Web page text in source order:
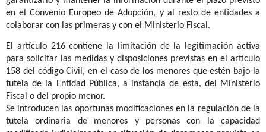
en el Convenio Europeo de Adopción, y al resto de entidades a
colaborar con las primeras y con el Ministerio Fiscal.
El artículo 216 contiene la limitación de la legitimación activa
para solicitar las medidas y disposiciones previstas en el artículo
158 del código Civil, en el caso de los menores que estén bajo la
tutela de la Entidad Pública, a instancia de esta, del Ministerio
Fiscal o del propio menor.
Se introducen las oportunas modificaciones en la regulación de la
tutela ordinaria de menores y personas con la capacidad